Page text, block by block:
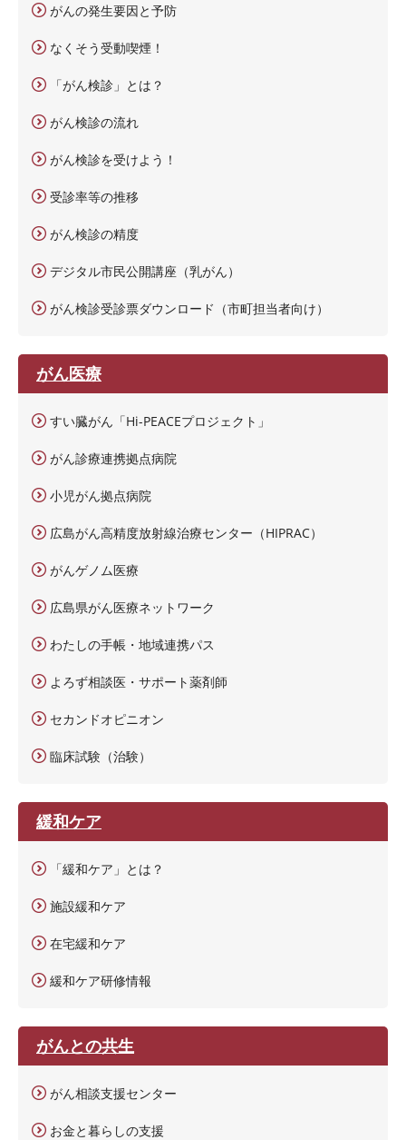
がんの発生要因と予防
なくそう受動喫煙！
「がん検診」とは？
がん検診の流れ
がん検診を受けよう！
受診率等の推移
がん検診の精度
デジタル市民公開講座（乳がん）
がん検診受診票ダウンロード（市町担当者向け）
がん医療
すい臓がん「Hi-PEACEプロジェクト」
がん診療連携拠点病院
小児がん拠点病院
広島がん高精度放射線治療センター（HIPRAC）
がんゲノム医療
広島県がん医療ネットワーク
わたしの手帳・地域連携パス
よろず相談医・サポート薬剤師
セカンドオピニオン
臨床試験（治験）
緩和ケア
「緩和ケア」とは？
施設緩和ケア
在宅緩和ケア
緩和ケア研修情報
がんとの共生
がん相談支援センター
お金と暮らしの支援